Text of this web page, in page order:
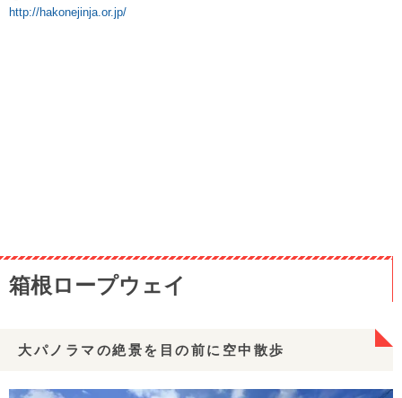
http://hakonejinja.or.jp/
箱根ロープウェイ
大パノラマの絶景を目の前に空中散歩